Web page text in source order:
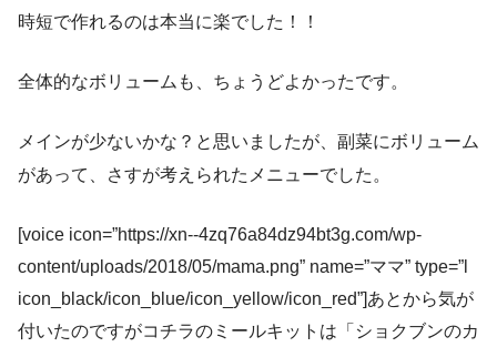
時短で作れるのは本当に楽でした！！
全体的なボリュームも、ちょうどよかったです。
メインが少ないかな？と思いましたが、副菜にボリューム
があって、さすが考えられたメニューでした。
[voice icon=”https://xn--4zq76a84dz94bt3g.com/wp-
content/uploads/2018/05/mama.png” name=”ママ” type=”l
icon_black/icon_blue/icon_yellow/icon_red”]あとから気が
付いたのですがコチラのミールキットは「ショクブンのカ